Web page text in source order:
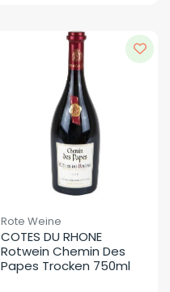
Rote Weine
COTES DU RHONE
Rotwein Chemin Des
Papes Trocken 750ml